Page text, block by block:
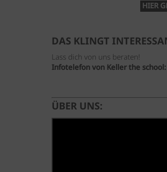
HIER
DAS KLINGT
Lass dich von uns beraten!
Infotelefon von Keller the
ÜBER UNS: